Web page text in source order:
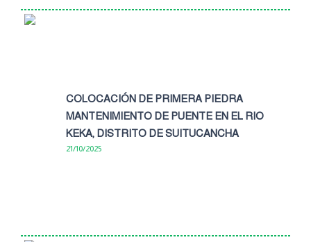
COLOCACIÓN DE PRIMERA PIEDRA
MANTENIMIENTO DE PUENTE EN EL RIO
KEKA, DISTRITO DE SUITUCANCHA
21/10/2025